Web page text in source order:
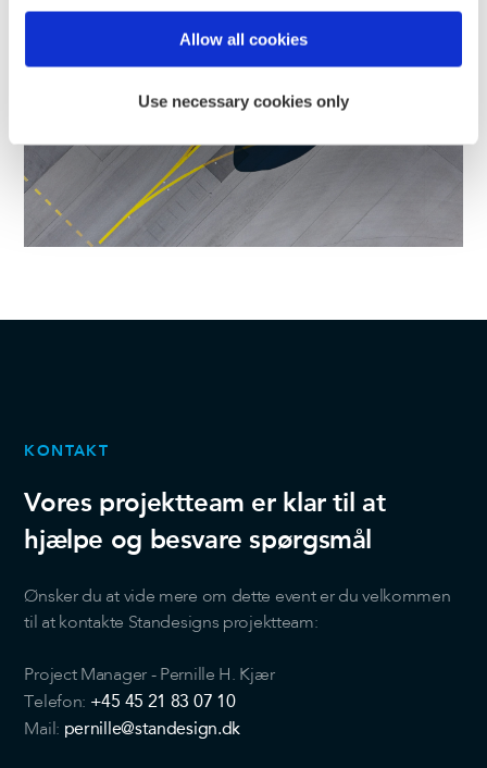
Find out more about how your personal data is processed
and set your preferences in the
We use cookies to personalise content and ads, to
We also share information about your use of our site with
our social media, advertising and analytics partners who
may combine it with other information that you’ve
provided to them or that they’ve collected from your use
Allow all cookies
Use necessary cookies only
KONTAKT
Vores projektteam er klar til at
hjælpe og besvare spørgsmål
Ønsker du at vide mere om dette event er du velkommen
til at kontakte Standesigns projektteam:
Project Manager - Pernille H. Kjær
Telefon: +45 45 21 83 07 10
Mail: pernille@standesign.dk